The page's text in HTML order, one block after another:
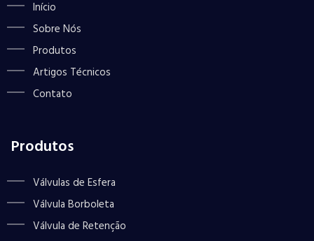
Início
Sobre Nós
Produtos
Artigos Técnicos
Contato
Produtos
Válvulas de Esfera
Válvula Borboleta
Válvula de Retenção